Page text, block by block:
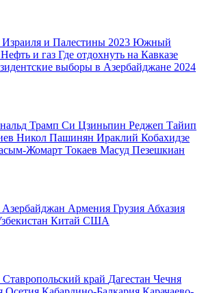
и Палестины 2023 Южный
Нефть и газ Где отдохнуть на Кавказе
выборы в Азербайджане 2024
Трамп Си Цзиньпин Реджеп Тайип
Никол Пашинян Ираклий Кобахидзе
Жомарт Токаев Масуд Пезешкиан
Азербайджан Армения Грузия Абхазия
Китай США
Ставропольский край Дагестан Чечня